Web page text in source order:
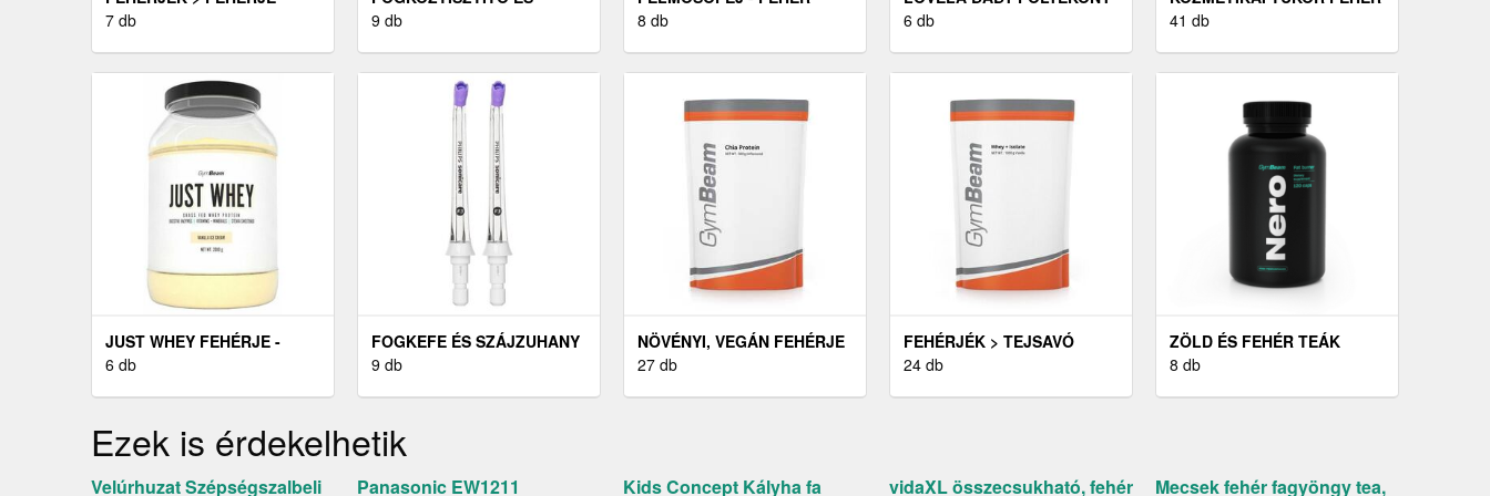
ITALOK
7 db
SZÁJZUHANY
9 db
8 db
MOSÓSZER FEHÉR
6 db
41 db
JUST WHEY FEHÉRJE -
GYMBEAM
6 db
FOGKEFE ÉS SZÁJZUHANY
PÓTFEJEK
9 db
NÖVÉNYI, VEGÁN FEHÉRJE
27 db
FEHÉRJÉK > TEJSAVÓ
FEHÉRJE
24 db
ZÖLD ÉS FEHÉR TEÁK
8 db
Ezek is érdekelhetik
Velúrhuzat Szépségszalbeli Panasonic EW1211 Kids Concept Kályha fa vidaXL összecsukható, fehér Mecsek fehér fagyöngy tea,